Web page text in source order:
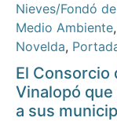
Nieves/Fondó
Medio Ambiente,
Novelda,
El Consorcio
Vinalopó
a sus